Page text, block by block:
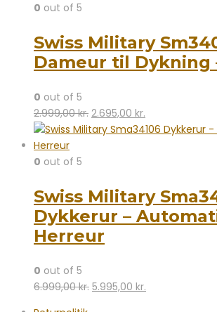
3.199,00 kr..2.995,00 kr..
0 out of 5
Swiss Military
Dameur til Dykning
0 out of 5
2.999,00kr. Den
oprindelige
2.695,00 kr.
aktuelle
0 out of 5
Swiss Military
Dykkerur –
Herreur
0 out of 5
6.999,00kr. Den
5.995,00 kr.